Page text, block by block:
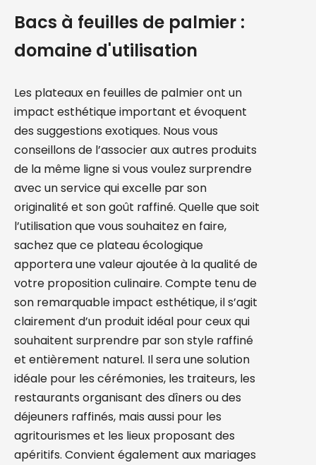
Bacs à feuilles de palmier :
domaine d'utilisation
Les plateaux en feuilles de palmier ont un
impact esthétique important et évoquent
des suggestions exotiques. Nous vous
conseillons de l’associer aux autres produits
de la même ligne si vous voulez surprendre
avec un service qui excelle par son
originalité et son goût raffiné. Quelle que soit
l’utilisation que vous souhaitez en faire,
sachez que ce plateau écologique
apportera une valeur ajoutée à la qualité de
votre proposition culinaire. Compte tenu de
son remarquable impact esthétique, il s’agit
clairement d’un produit idéal pour ceux qui
souhaitent surprendre par son style raffiné
et entièrement naturel. Il sera une solution
idéale pour les cérémonies, les traiteurs, les
restaurants organisant des dîners ou des
déjeuners raffinés, mais aussi pour les
agritourismes et les lieux proposant des
apéritifs. Convient également aux mariages